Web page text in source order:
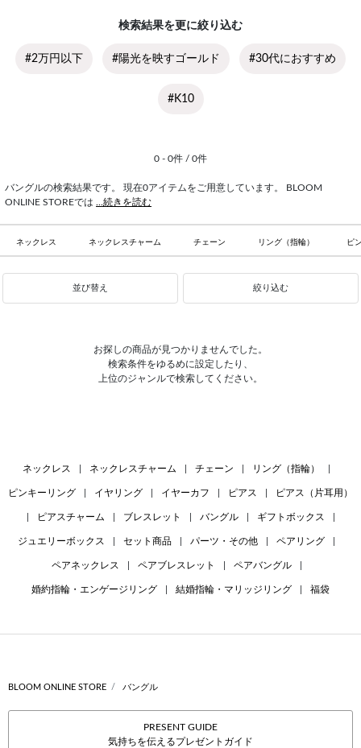
検索結果を更に絞り込む
#2万円以下 #陽光を映すゴールド #30代におすすめ
#K10
0 - 0件 / 0件
バングルの検索結果です。 現在0アイテムをご用意しています。 BLOOM
ONLINE STOREでは ...続きを読む
ネックレス ネックレスチャーム チェーン リング（指輪） ピ
並び替え 絞り込む
お探しの商品が見つかりませんでした。
検索条件をゆるめに設定したり、
上位のジャンルで検索してください。
ネックレス ネックレスチャーム チェーン リング（指輪）
ピンキーリング イヤリング イヤーカフ ピアス ピアス（片耳用）
ピアスチャーム ブレスレット バングル ギフトボックス
ジュエリーボックス セット商品 パーツ・その他 ペアリング
ペアネックレス ペアブレスレット ペアバングル
婚約指輪・エンゲージリング 結婚指輪・マリッジリング 福袋
BLOOM ONLINE STORE バングル
PRESENT GUIDE
気持ちを伝えるプレゼントガイド